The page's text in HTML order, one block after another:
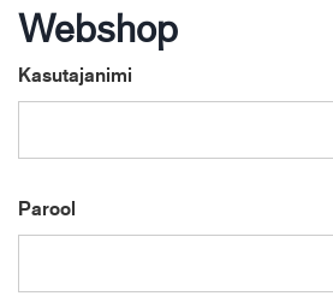
Webshop
Kasutajanimi
Parool